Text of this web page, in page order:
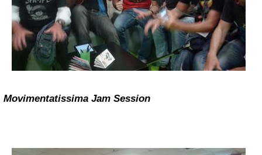
Movimentatissima Jam Session